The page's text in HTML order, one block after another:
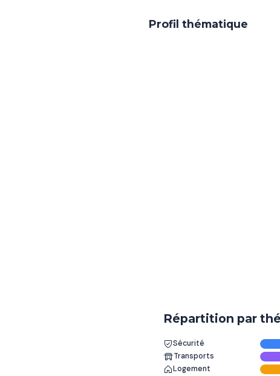
Profil thématique
Répartition par
Sécurité
Transports
Logement